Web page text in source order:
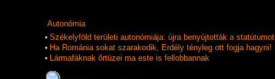
Autonómia
• Székelyföld területi autonómiája: újra benyújtották a statútumot
• Ha Románia sokat szarakodik, Erdély tényleg ott fogja hagyni!
• Lármafáknak őrtüzei ma este is fellobbannak